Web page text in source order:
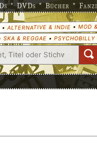
* Bücher * Fanzines
• ALTERNATIVE & INDIE • MOD
SKA & REGGAE • PSYCHOBILLY